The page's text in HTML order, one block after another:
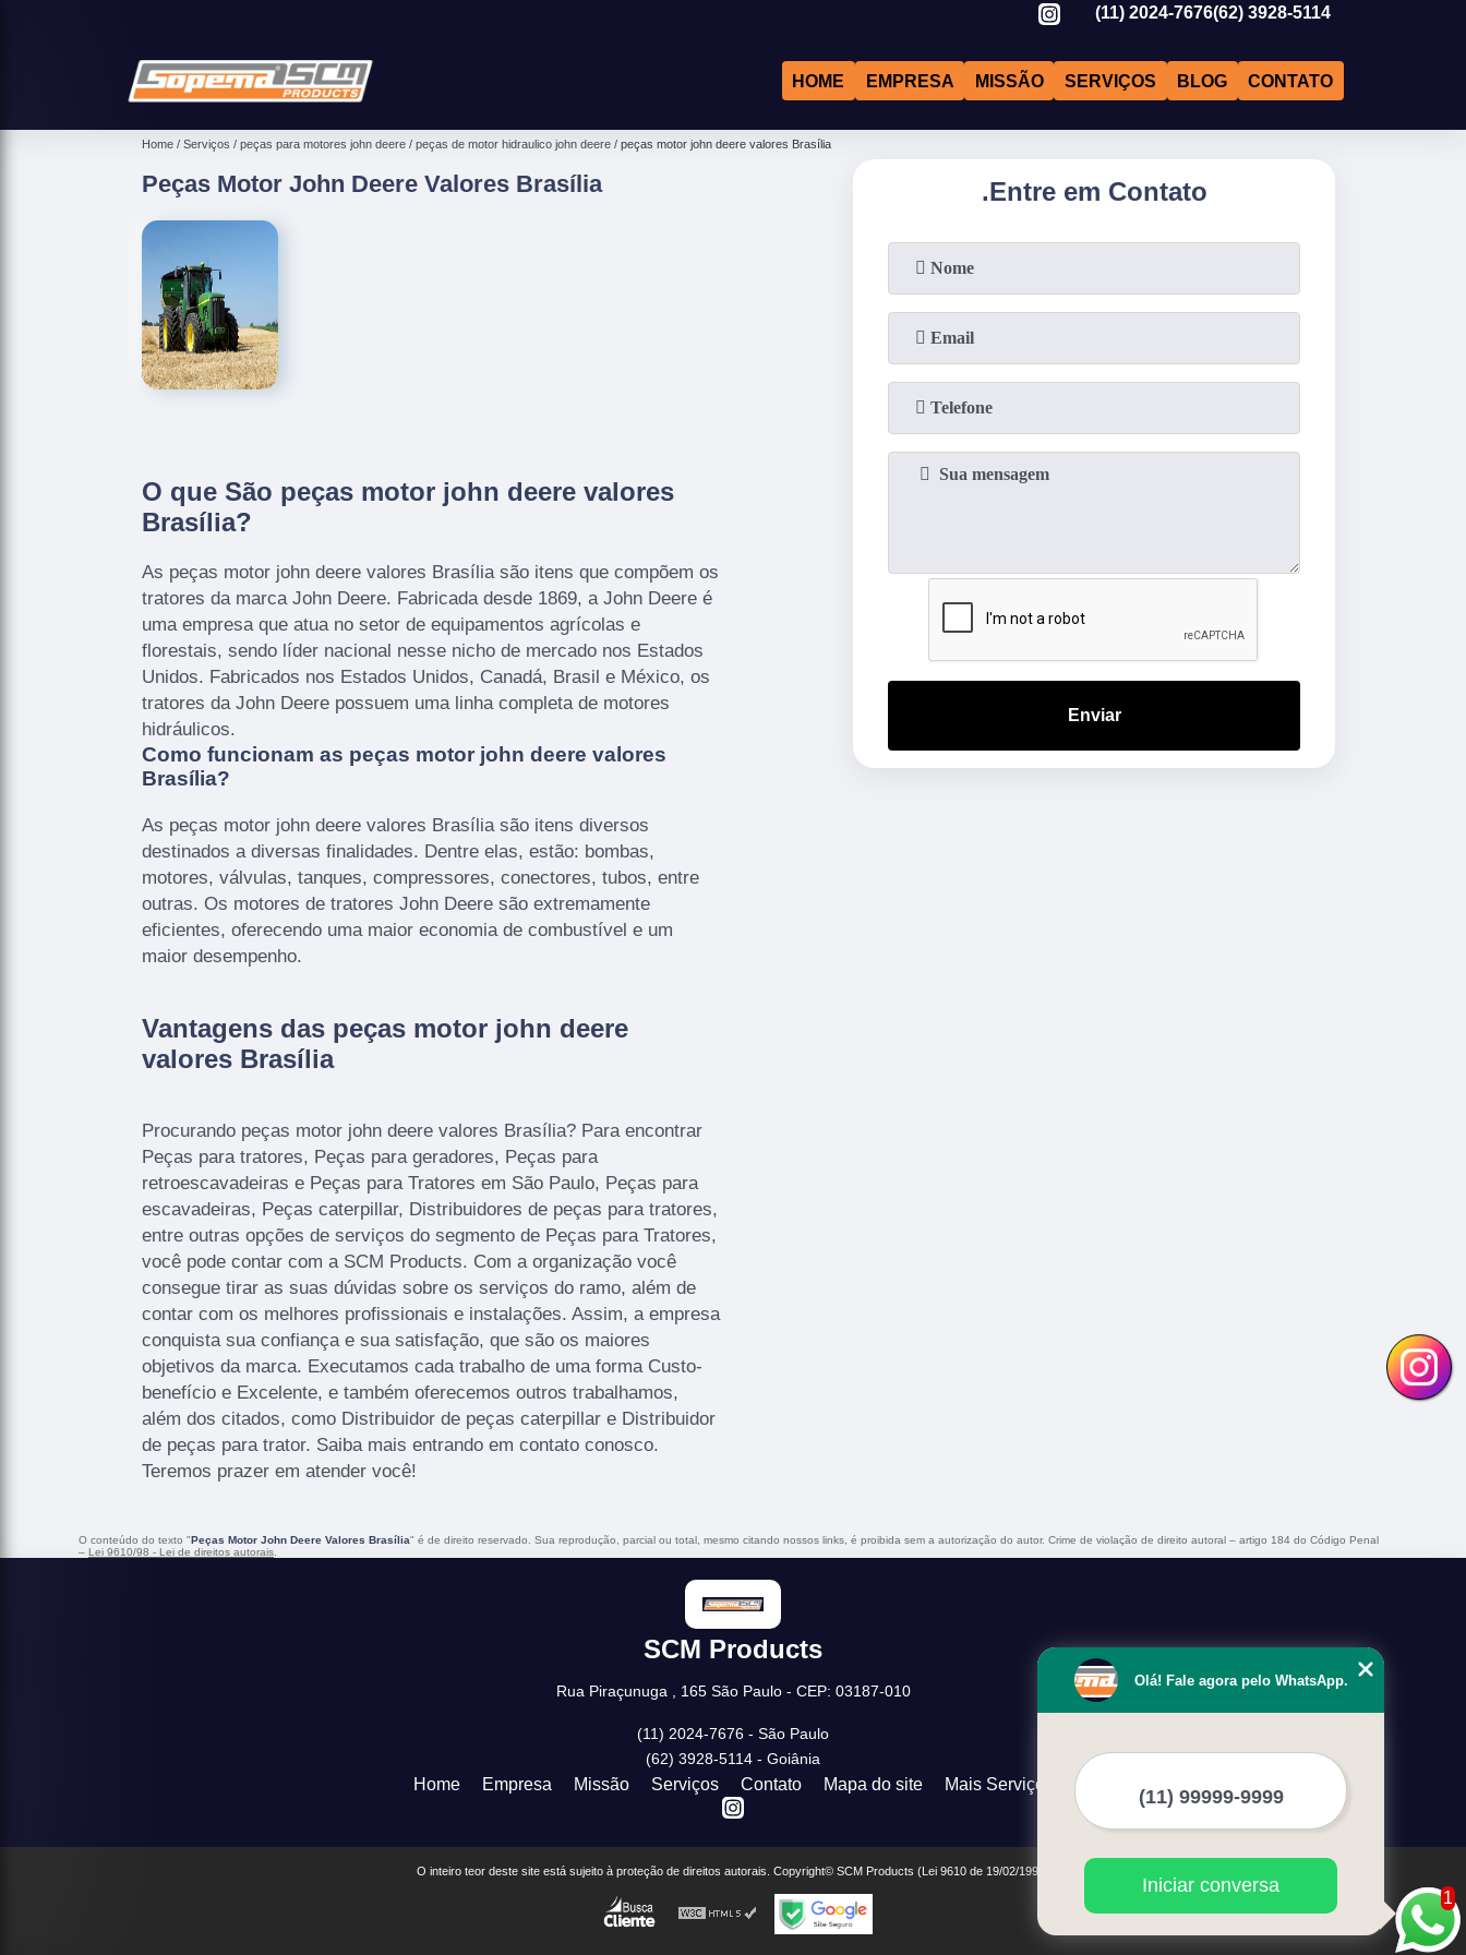
(11) 2024-7676(62) 3928-5114
HOME EMPRESA MISSÃO SERVIÇOS BLOG CONTATO
Home Serviços peças para motores john deere peças de motor hidraulico john deere peças motor john deere valores Brasília
Peças Motor John Deere Valores Brasília
O que São peças motor john deere valores
Brasília?
As peças motor john deere valores Brasília são itens que compõem os
tratores da marca John Deere. Fabricada desde 1869, a John Deere é
uma empresa que atua no setor de equipamentos agrícolas e
florestais, sendo líder nacional nesse nicho de mercado nos Estados
Unidos. Fabricados nos Estados Unidos, Canadá, Brasil e México, os
tratores da John Deere possuem uma linha completa de motores
hidráulicos.
Como funcionam as peças motor john deere valores
Brasília?
As peças motor john deere valores Brasília são itens diversos
destinados a diversas finalidades. Dentre elas, estão: bombas,
motores, válvulas, tanques, compressores, conectores, tubos, entre
outras. Os motores de tratores John Deere são extremamente
eficientes, oferecendo uma maior economia de combustível e um
maior desempenho.
Vantagens das peças motor john deere
valores Brasília
Procurando peças motor john deere valores Brasília? Para encontrar
Peças para tratores, Peças para geradores, Peças para
retroescavadeiras e Peças para Tratores em São Paulo, Peças para
escavadeiras, Peças caterpillar, Distribuidores de peças para tratores,
entre outras opções de serviços do segmento de Peças para Tratores,
você pode contar com a SCM Products. Com a organização você
consegue tirar as suas dúvidas sobre os serviços do ramo, além de
contar com os melhores profissionais e instalações. Assim, a empresa
conquista sua confiança e sua satisfação, que são os maiores
objetivos da marca. Executamos cada trabalho de uma forma Custo-
benefício e Excelente, e também oferecemos outros trabalhamos,
além dos citados, como Distribuidor de peças caterpillar e Distribuidor
de peças para trator. Saiba mais entrando em contato conosco.
Teremos prazer em atender você!
.Entre em Contato
Enviar
O conteúdo do texto "Peças Motor John Deere Valores Brasília" é de direito reservado. Sua reprodução, parcial ou total, mesmo citando nossos links, é proibida sem a autorização do autor. Crime de violação de direito autoral – artigo 184 do Código Penal
– Lei 9610/98 - Lei de direitos autorais.
SCM Products
Rua Piraçunuga , 165 São Paulo - CEP: 03187-010
(11) 2024-7676 - São Paulo
(62) 3928-5114 - Goiânia
Home Empresa Missão Serviços Contato Mapa do site Mais Serviços
O inteiro teor deste site está sujeito à proteção de direitos autorais. Copyright© SCM Products (Lei 9610 de 19/02/1998)
1
Olá! Fale agora pelo WhatsApp.
Iniciar conversa